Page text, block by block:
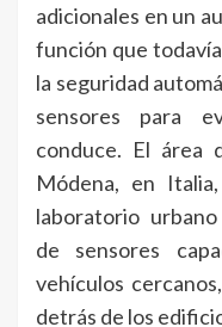
adicionales en un
función que
la seguridad
sensores para
conduce. El área
Módena, en
laboratorio
de sensores
vehículos
detrás de los